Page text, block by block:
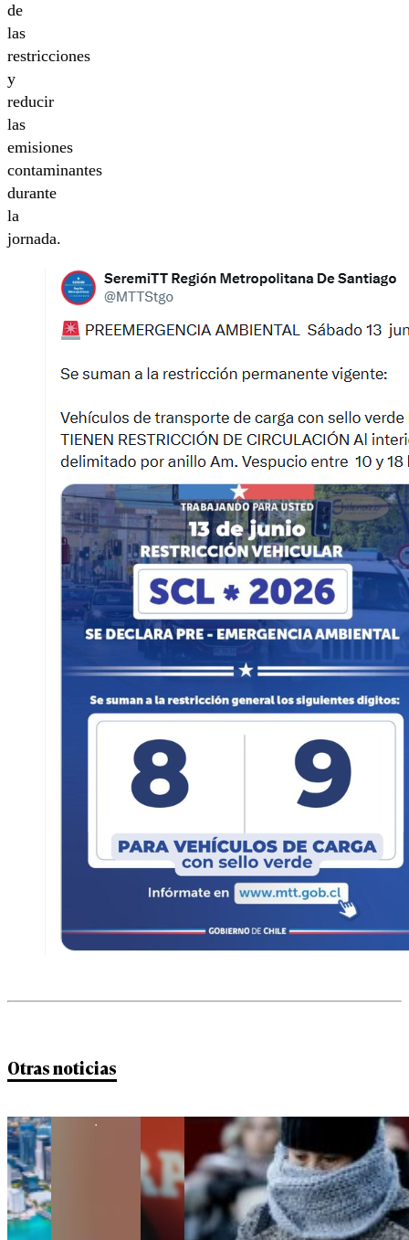
de
las
restricciones
y
reducir
las
emisiones
contaminantes
durante
la
jornada.
Otras noticias